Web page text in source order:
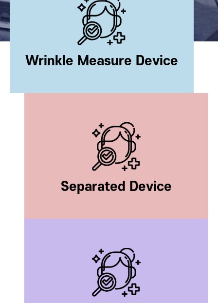
자주 찾는 MENU
Wrinkle Measure Device
Separated Device